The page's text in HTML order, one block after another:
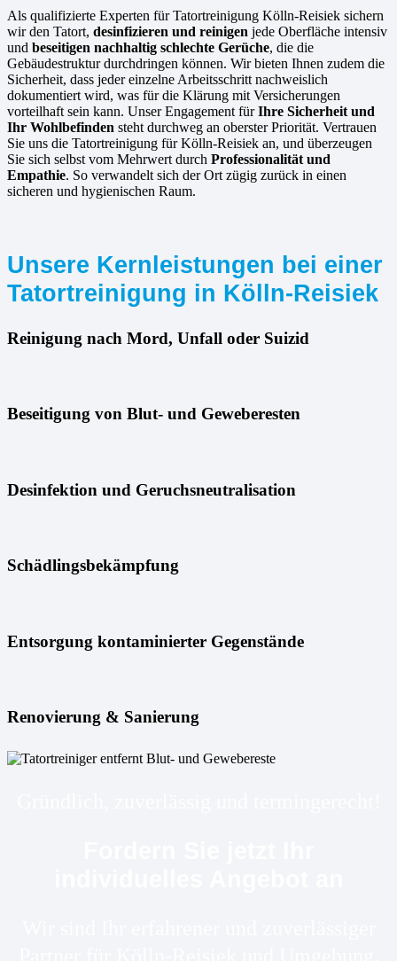
Als qualifizierte Experten für Tatortreinigung Kölln-Reisiek sichern
wir den Tatort, desinfizieren und reinigen jede Oberfläche intensiv
und beseitigen nachhaltig schlechte Gerüche, die die
Gebäudestruktur durchdringen können. Wir bieten Ihnen zudem die
Sicherheit, dass jeder einzelne Arbeitsschritt nachweislich
dokumentiert wird, was für die Klärung mit Versicherungen
vorteilhaft sein kann. Unser Engagement fürIhre Sicherheit und
Ihr Wohlbefinden steht durchweg an oberster Priorität. Vertrauen
Sie uns die Tatortreinigung für Kölln-Reisiek an, und überzeugen
Sie sich selbst vom Mehrwert durch Professionalität und
Empathie. So verwandelt sich der Ort zügig zurück in einen
sicheren und hygienischen Raum.
Unsere Kernleistungen bei einer
Tatortreinigung in Kölln-Reisiek
Reinigung nach Mord, Unfall oder Suizid
Beseitigung von Blut- und Geweberesten
Desinfektion und Geruchsneutralisation
Schädlingsbekämpfung
Entsorgung kontaminierter Gegenstände
Renovierung & Sanierung